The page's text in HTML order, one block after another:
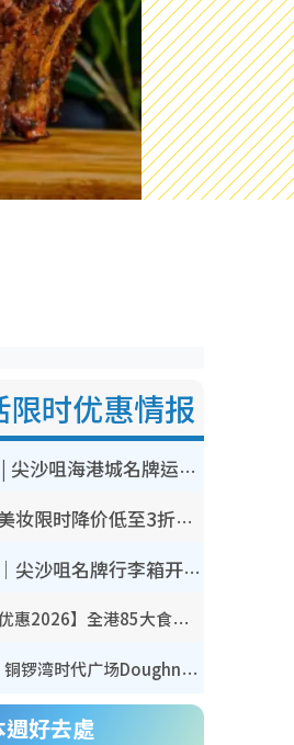
限时优惠情报
开仓优惠 | 尖沙咀海港城名牌运动鞋开仓低至1折！On鞋$899起/Joy&Peace鞋履$98起
CHANEL美妆限时降价低至3折！人气粉底/唇膏/精华液低至$275！COCO香水都有平
开仓优惠｜尖沙咀名牌行李箱开仓低至4折！一连5日 American Tourister/ace./Hallmark $200起
【8月生日优惠2026】全港85大食买玩著数攻略 自助餐/火锅放题同行免费＋诚品/DONKI送现金券
开仓优惠｜铜锣湾时代广场Doughnut/Campo Marzio开仓低至1折！背囊、书包、手袋劈价$200起
週好去處